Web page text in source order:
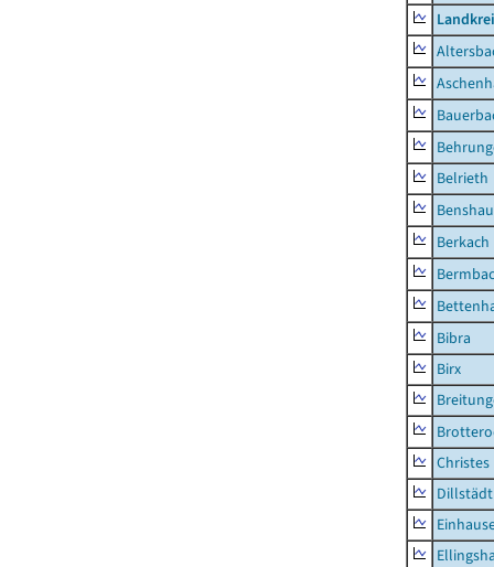
Belrieth
Berkach
Bibra
Birx
Christes
Dillstädt